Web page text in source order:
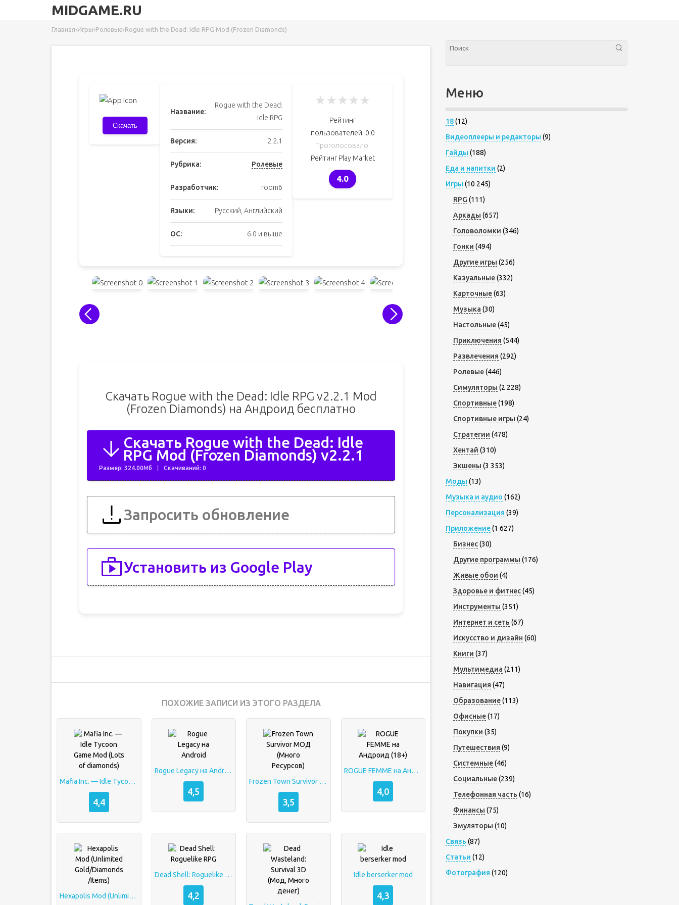
MIDGAME.RU
Главная›Игры›Ролевые›Rogue with the Dead: Idle RPG Mod (Frozen Diamonds)
Скачать
Название:
Rogue with the Dead:
Idle RPG
Версия: 2.2.1
Рубрика: Ролевые
Разработчик: room6
Языки: Русский, Английский
ОС: 6.0 и выше
★★★★★
Рейтинг
пользователей: 0.0
Проголосовало:
Рейтинг Play Market
4.0
Скачать Rogue with the Dead: Idle RPG v2.2.1 Mod
(Frozen Diamonds) на Андроид бесплатно
Скачать Rogue with the Dead: Idle
RPG Mod (Frozen Diamonds) v2.2.1
Размер: 324.00Мб Скачиваний: 0
Запросить обновление
Установить из Google Play
ПОХОЖИЕ ЗАПИСИ ИЗ ЭТОГО РАЗДЕЛА
Mafia Inc. — Idle Tycoon Game Mod (Lots of diamonds)
4,4
Rogue Legacy на Android
4,5
Frozen Town Survivor МОД (Много Ресурсов)
3,5
ROGUE FEMME на Андроид (18+)
4,0
Hexapolis Mod (Unlimited Gold/Diamonds/Items)
Dead Shell: Roguelike RPG
4,2
Idle berserker mod
4,3
Меню
18(12)
Видеоплееры и редакторы (9)
Гайды (188)
Еда и напитки (2)
Игры (10 245)
RPG (111)
Аркады (657)
Головоломки (346)
Гонки (494)
Другие игры (256)
Казуальные(332)
Карточные(63)
Музыка (30)
Настольные(45)
Приключения (544)
Развлечения (292)
Ролевые(446)
Симуляторы (2 228)
Спортивные(198)
Спортивные игры (24)
Стратегии (478)
Хентай (310)
Экшены (3 353)
Моды (13)
Музыка и аудио (162)
Персонализация (39)
Приложение(1 627)
Бизнес(30)
Другие программы (176)
Живые обои (4)
Здоровье и фитнес(45)
Инструменты (351)
Интернет и сеть (67)
Искусство и дизайн (60)
Книги (37)
Мультимедиа (211)
Навигация (47)
Образование(113)
Офисные(17)
Покупки (35)
Путешествия (9)
Системные(46)
Социальные(239)
Телефонная часть (16)
Финансы (75)
Эмуляторы (10)
Связь (87)
Статьи (12)
Фотография (120)